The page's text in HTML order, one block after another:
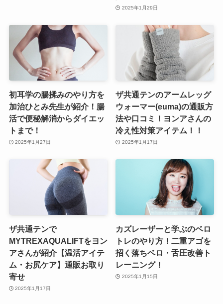
2025年1月29日
初耳学の腸揉みのやり方を
加治ひとみ先生が紹介！腸
活で便秘解消からダイエッ
トまで！
2025年1月27日
ザ共通テンのアームレッグ
ウォーマー(euma)の通販方
法や口コミ！ヨンアさんの
冷え性対策アイテム！！
2025年1月17日
ザ共通テンで
MYTREXAQUALIFTをヨン
アさんが紹介【温活アイテ
ム・お尻ケア】通販お取り
寄せ
2025年1月17日
カズレーザーと学ぶのベロ
トレのやり方！二重アゴを
招く落ちベロ・舌圧改善ト
レーニング！
2025年1月15日